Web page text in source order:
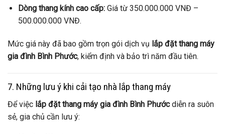
Dòng thang kính cao cấp:Giá từ 350.000.000 VNĐ –
500.000.000 VNĐ.
Mức giá này đã bao gồm trọn gói dịch vụ lắp đặt thang máy
gia đình Bình Phước, kiểm định và bảo trì năm đầu tiên.
7. Những lưu ý khi cải tạo nhà lắp thang máy
Để việc lắp đặt thang máy gia đình Bình Phướcdiễn ra suôn
sẻ, gia chủ cần lưu ý: